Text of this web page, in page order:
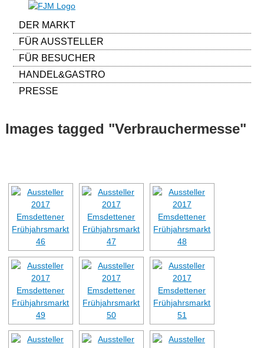
DER MARKT
FÜR AUSSTELLER
FÜR BESUCHER
HANDEL&GASTRO
PRESSE
Images tagged "Verbrauchermesse"